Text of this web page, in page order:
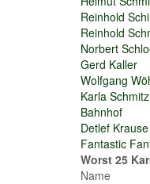
Reinhold
Reinhold
Norbert
Gerd Kaller
Wolfgang
Karla Schmitz
Bahnhof
Detlef Krause
Fantastic
Worst 25
Name